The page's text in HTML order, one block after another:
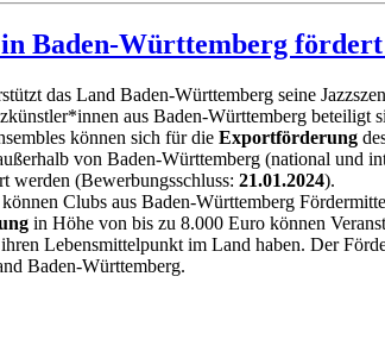
Baden-Württemberg
das Land Baden-Württemberg seine
aus Baden-Württemberg beteiligt
können sich für die Exportförderung
von Baden-Württemberg (national und
werden (Bewerbungsschluss: 21.01.2024).
können Clubs aus Baden-Württemberg
in Höhe von bis zu 8.000 Euro können
Lebensmittelpunkt im Land haben. Der
Baden-Württemberg.